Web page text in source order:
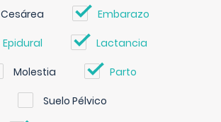
Cesárea Embarazo
Epidural Lactancia
Molestia Parto
Suelo Pélvico